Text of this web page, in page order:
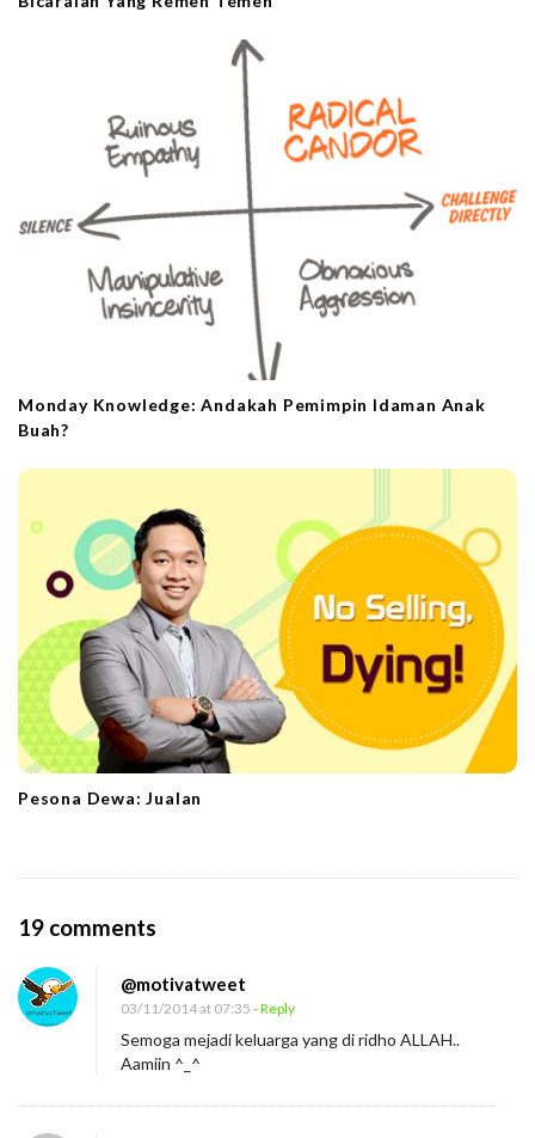
Monday Knowledge: Andakah Pemimpin Idaman Anak
Buah?
Pesona Dewa: Jualan
19 comments
R
n
@motivatweet
03/11/2014 at 07:35 - Reply
Semoga mejadi keluarga yang di ridho ALLAH..
Aamiin ^_^